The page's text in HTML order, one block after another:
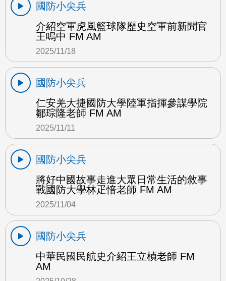
國防小尖兵
介紹空軍虎風籃球隊歷史空軍前新聞官
王鳴中 FM AM
2025/11/18
國防小尖兵
仁安羌大捷國防大學陸軍指揮參謀學院
鄒琮隆老師 FM AM
2025/11/11
國防小尖兵
將好中國故事走進大眾日常生活的敘事
戰國防大學林疋愔老師 FM AM
2025/11/04
國防小尖兵
中華民國民航史介紹王立楨老師 FM
AM